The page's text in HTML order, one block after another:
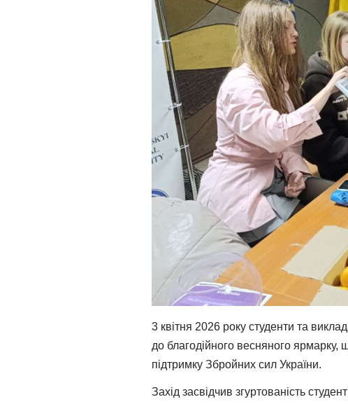
3 квітня 2026 року студенти та
до благодійного весняного ярмарку,
підтримку Збройних сил України.
Захід засвідчив згуртованість